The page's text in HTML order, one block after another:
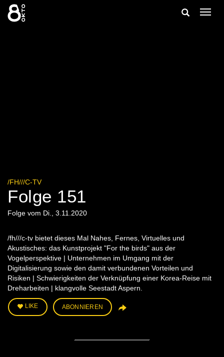
Zum
Inhalt
springen
Suche
/FH///C-TV
Folge 151
Folge vom Di., 3.11.2020
/fh///c-tv bietet dieses Mal Nahes, Fernes, Virtuelles und
Akustisches: das Kunstprojekt "For the birds" aus der
Vogelperspektive | Unternehmen im Umgang mit der
Digitalisierung sowie den damit verbundenen Vorteilen und
Risiken | Schwierigkeiten der Verknüpfung einer Korea-Reise mit
Dreharbeiten | klangvolle Seestadt Aspern.
LIKE ABONNIEREN